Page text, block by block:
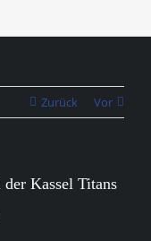
Zurück Vor
Kassel Titans